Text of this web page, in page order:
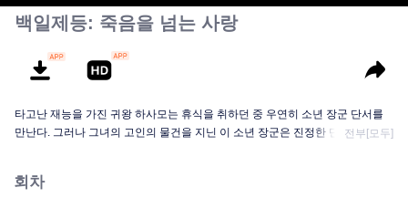
백일제등: 죽음을 넘는 사랑
타고난 재능을 가진 귀왕 하사모는 휴식을 취하던 중 우연히 소년 장군 단서를
만난다. 그러나 그녀의 고인의 물건을 지닌 이 소년 장군은 진정한 단서가 아닌
다. 수명이 겨우 백 년인 인간과 400년을 살아도 여전히 소녀인 악귀가 사랑으
전부[모두]
회차